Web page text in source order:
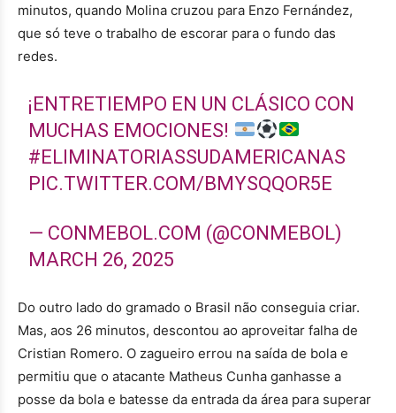
minutos, quando Molina cruzou para Enzo Fernández,
que só teve o trabalho de escorar para o fundo das
redes.
¡ENTRETIEMPO EN UN CLÁSICO CON
MUCHAS EMOCIONES!
#ELIMINATORIASSUDAMERICANAS
PIC.TWITTER.COM/BMYSQQOR5E
— CONMEBOL.COM (@CONMEBOL)
MARCH 26, 2025
Do outro lado do gramado o Brasil não conseguia criar.
Mas, aos 26 minutos, descontou ao aproveitar falha de
Cristian Romero. O zagueiro errou na saída de bola e
permitiu que o atacante Matheus Cunha ganhasse a
posse da bola e batesse da entrada da área para superar